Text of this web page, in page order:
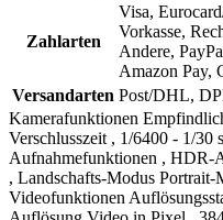
Zahlarten
Visa,
Vorkasse,
Andere,
Amazon Pay,
Versandarten Post/DHL,
Kamerafunktionen
Verschlusszeit , 1/6400 - 1/
Aufnahmefunktionen , HDR-
, Landschafts-Modus
Videofunktionen